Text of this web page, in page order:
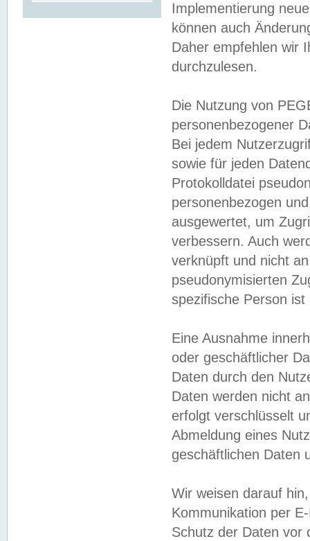
Implementierung
können auch
Daher empfehlen wir
durchzulesen.
Die Nutzung von
personenbezogener
Bei jedem
sowie für jeden
Protokolldatei
personenbezogen
ausgewertet, um
verbessern. Auch
verknüpft und nicht
pseudonymisierten
spezifische Person
Eine Ausnahme
oder geschäftlicher
Daten durch den
Daten werden nicht
erfolgt verschlüsselt
Abmeldung eines
geschäftlichen Daten
Wir weisen darauf
Kommunikation per
Schutz der Daten vor